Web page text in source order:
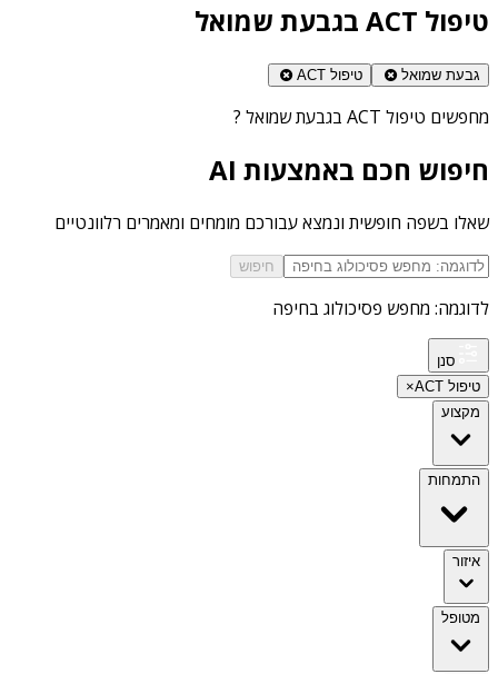
טיפול ACT בגבעת שמואל
גבעת שמואל טיפול ACT
מחפשים טיפול ACT בגבעת שמואל ?
חיפוש חכם באמצעות AI
שאלו בשפה חופשית ונמצא עבורכם מומחים ומאמרים רלוונטיים
חיפוש
לדוגמה: מחפש פסיכולוג בחיפה
סנן
טיפול ACT
×
מקצוע
התמחות
איזור
מטופל